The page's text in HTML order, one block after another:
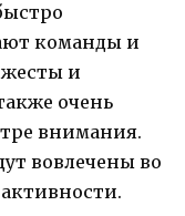
команды и
и
очень
внимания.
вовлечены во